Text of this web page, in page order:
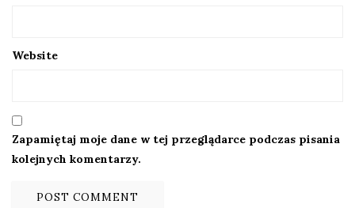
Website
Zapamiętaj moje dane w tej przeglądarce podczas pisania
kolejnych komentarzy.